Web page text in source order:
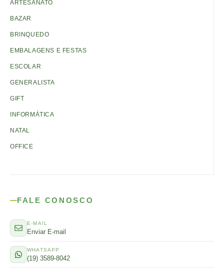
ARTESANATO
BAZAR
BRINQUEDO
EMBALAGENS E FESTAS
ESCOLAR
GENERALISTA
GIFT
INFORMÁTICA
NATAL
OFFICE
FALE CONOSCO
E-MAIL
Enviar E-mail
WHATSAPP
(19) 3589-8042